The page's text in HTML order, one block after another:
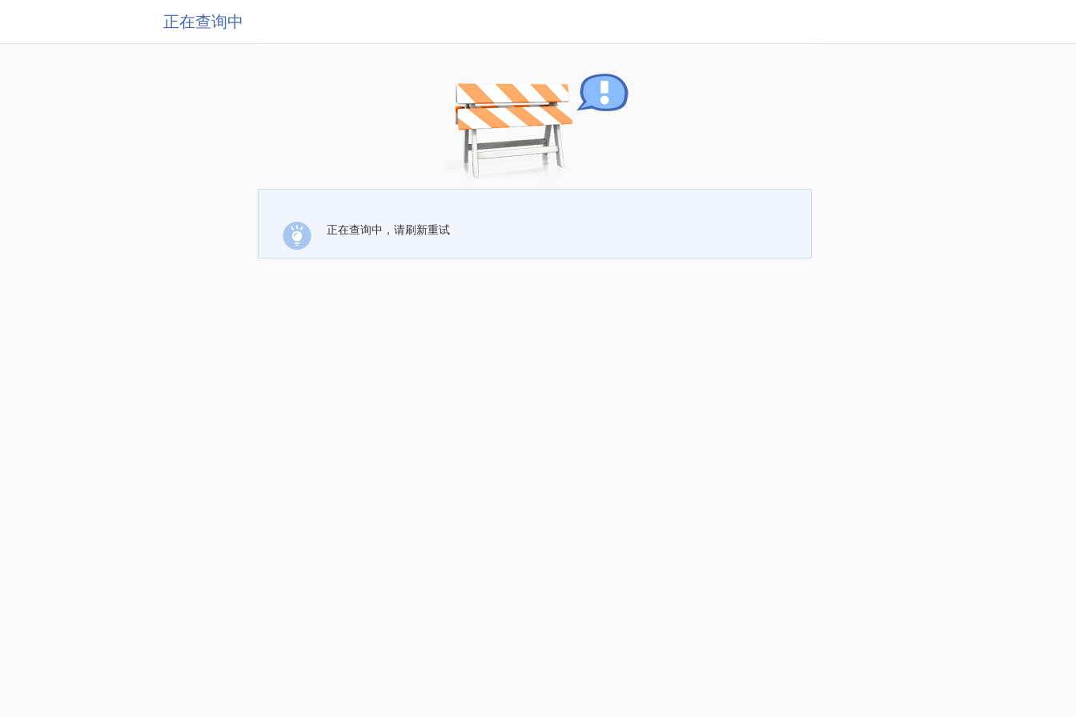
正在查询中
正在查询中，请刷新重试